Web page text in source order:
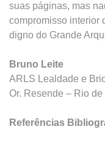
suas páginas, mas
compromisso interior
digno do Grande
Bruno Leite
ARLS Lealdade e
Or. Resende – Rio
Referências